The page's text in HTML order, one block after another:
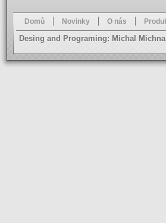
Domů Novinky O nás
Desing and Programing: Michal Michna